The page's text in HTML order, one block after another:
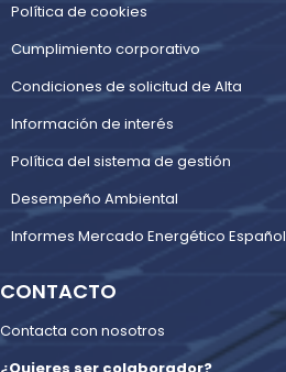
Política de cookies
Cumplimiento corporativo
Condiciones de solicitud de Alta
Información de interés
Política del sistema de gestión
Desempeño Ambiental
Informes Mercado Energético Español
CONTACTO
Contacta con nosotros